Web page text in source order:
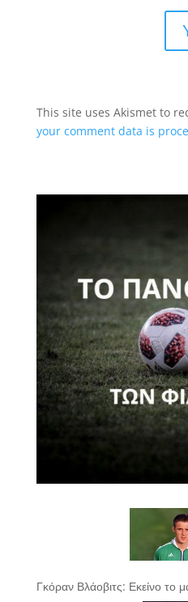
This site uses Akismet to
your comment data is
Γκόραν Βλάοβιτς: Εκείνο το